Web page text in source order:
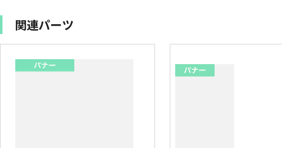
@media screen and (max-width: 240px) {
		margin: 0;
関連パーツ